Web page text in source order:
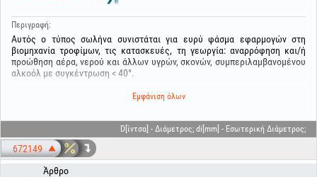
Περιγραφή:
Αυτός ο τύπος σωλήνα συνιστάται για ευρύ φάσμα εφαρμογών στη
βιομηχανία τροφίμων, τις κατασκευές, τη γεωργία: αναρρόφηση και/ή
προώθηση αέρα, νερού και άλλων υγρών, σκονών, συμπεριλαμβανομένου
αλκοόλ με συγκέντρωση < 40°.
Είναι εύκαμπτος και ανθεκτικός σε κρούσεις, από διάφανο πράσινο PVC,
Θερμοκρασία λειτουργίας: -15°C… +60°C
Μέγιστη πίεση: 8 bar ανάλογα με τη διάμετρο
Μέγιστο κενό: 650 mbar
Ακτίνα κάμψης: περίπου 4x η διάμετρος
Εμφάνιση όλων
D[ίντσα] - Διάμετρος; di[mm] - Εσωτερική Διάμετρος;
672149
Άρθρο